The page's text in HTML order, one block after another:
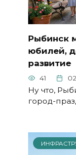
Рыбинск
юбилей,
развитие
41
Ну что,
город-